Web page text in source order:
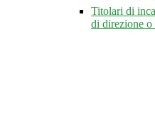
Titolari di
di direzione